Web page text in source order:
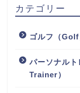
カテゴリー
ゴルフ（Golf
パーソナル
Trainer）